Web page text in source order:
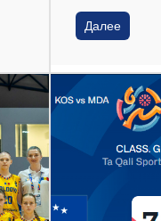
Далее